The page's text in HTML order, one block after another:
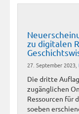
zu digitalen
27. September 2023,
Die dritte
zugänglichen
Ressourcen für
soeben